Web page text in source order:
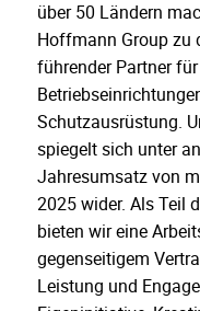
über 50 Ländern
Hoffmann Group zu
führender Partner
Schutzausrüstung.
spiegelt sich unter
Jahresumsatz von
2025 wider. Als Teil
bieten wir eine
gegenseitigem
Leistung und